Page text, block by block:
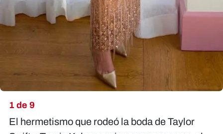
1 de 9
El hermetismo que rodeó la boda de Taylor